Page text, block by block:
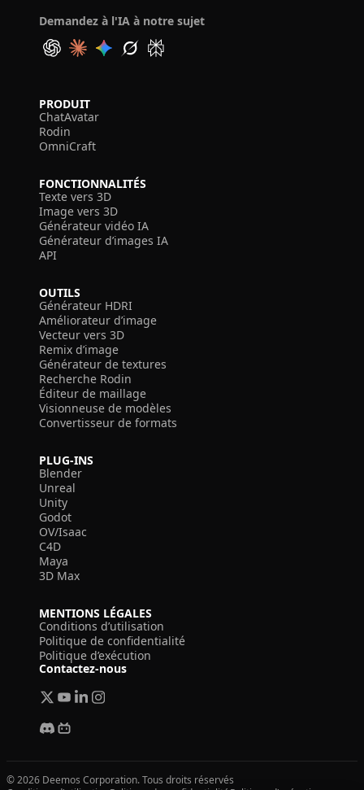
Demandez à l'IA à notre sujet
PRODUIT
ChatAvatar
Rodin
OmniCraft
FONCTIONNALITÉS
Texte vers 3D
Image vers 3D
Générateur vidéo IA
Générateur d’images IA
API
OUTILS
Générateur HDRI
Améliorateur d’image
Vecteur vers 3D
Remix d’image
Générateur de textures
Recherche Rodin
Éditeur de maillage
Visionneuse de modèles
Convertisseur de formats
PLUG-INS
Blender
Unreal
Unity
Godot
OV/Isaac
C4D
Maya
3D Max
MENTIONS LÉGALES
Conditions d’utilisation
Politique de confidentialité
Politique d’exécution
Contactez-nous
© 2026 Deemos Corporation. Tous droits réservés